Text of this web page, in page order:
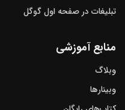
تبلیغات در صفحه اول گوگل
منابع آموزشی
وبلاگ
وبینارها